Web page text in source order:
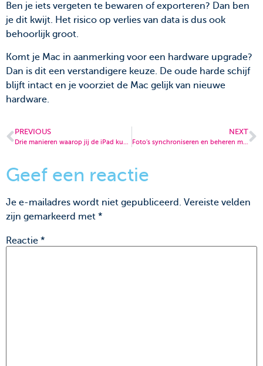
Ben je iets vergeten te bewaren of exporteren? Dan ben
je dit kwijt. Het risico op verlies van data is dus ook
behoorlijk groot.
Komt je Mac in aanmerking voor een hardware upgrade?
Dan is dit een verstandigere keuze. De oude harde schijf
blijft intact en je voorziet de Mac gelijk van nieuwe
hardware.
PREVIOUS
Drie manieren waarop jij de iPad kunt inzetten voor jouw bedrijf
NEXT
Foto’s synchroniseren en beheren met iCloud-foto’s
Geef een reactie
Je e-mailadres wordt niet gepubliceerd. Vereiste velden
zijn gemarkeerd met *
Reactie *